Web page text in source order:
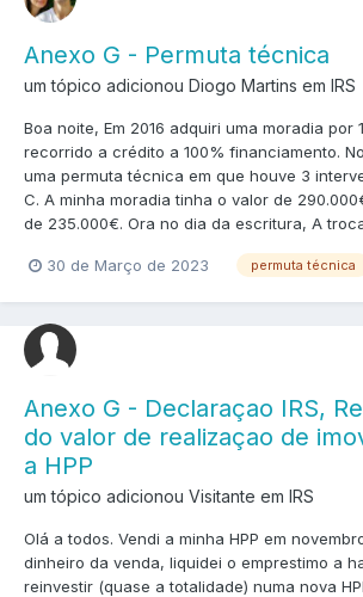
Anexo G - Permuta técnica
um tópico adicionou Diogo Martins em IRS
Boa noite, Em 2016 adquiri uma moradia por
recorrido a crédito a 100% financiamento.
uma permuta técnica em que houve 3
C. A minha moradia tinha o valor de
de 235.000€. Ora no dia da escritura, A
30 de Março de 2023 permuta técnica
Anexo G - Declaraçao IRS,
do valor de realizaçao de
a HPP
um tópico adicionou Visitante em IRS
Olá a todos. Vendi a minha HPP em
dinheiro da venda, liquidei o emprestimo a
reinvestir (quase a totalidade) numa nova